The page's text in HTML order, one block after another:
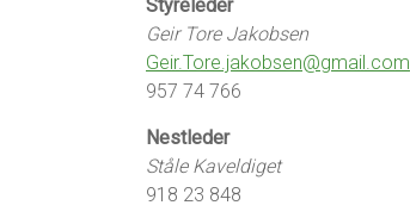
Styreleder
Geir Tore Jakobsen
Geir.Tore.jakobsen@gmail.com
957 74 766
Nestleder
Ståle Kaveldiget
918 23 848